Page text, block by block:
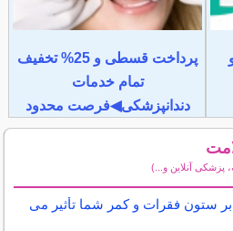
پرداخت قسطی و 25% تخفیف
تمام خدمات
دندانپزشکی◀فرصت محدود
پزشکی آنلاین و...)
ستون فقرات و کمر شما تأثیر می